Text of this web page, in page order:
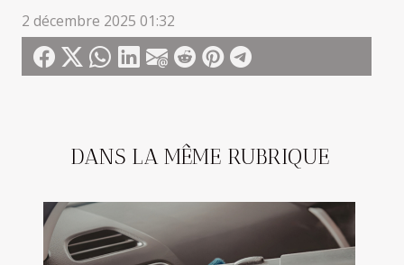
2 décembre 2025 01:32
DANS LA MÊME RUBRIQUE